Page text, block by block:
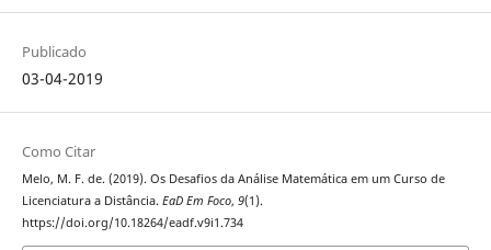
Publicado
03-04-2019
Como Citar
Melo, M. F. de. (2019). Os Desafios da Análise Matemática em um Curso de
Licenciatura a Distância. EaD Em Foco, 9(1).
https://doi.org/10.18264/eadf.v9i1.734